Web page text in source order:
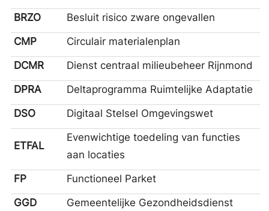
BRZO
Besluit risico zware ongevallen
CMP
Circulair materialenplan
DCMR
Dienst centraal milieubeheer Rijnmond
DPRA
Deltaprogramma Ruimtelijke Adaptatie
DSO
Digitaal Stelsel Omgevingswet
ETFAL
Evenwichtige toedeling van functies
aan locaties
FP
Functioneel Parket
GGD
Gemeentelijke Gezondheidsdienst